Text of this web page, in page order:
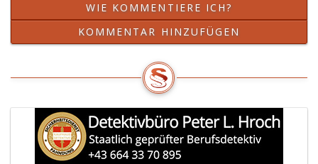
WIE KOMMENTIERE ICH?
KOMMENTAR HINZUFÜGEN